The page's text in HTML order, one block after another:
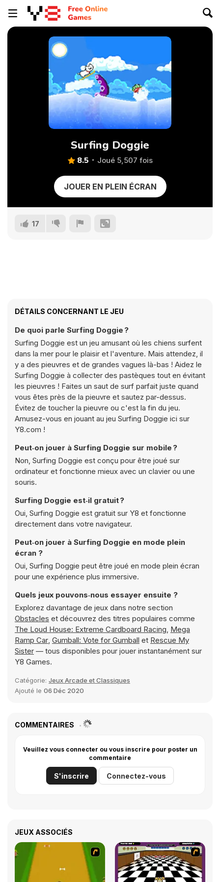
Surfing Doggie
8.5 Joué 5,507 fois
JOUER EN PLEIN ÉCRAN
17
DÉTAILS CONCERNANT LE JEU
De quoi parle Surfing Doggie ?
Surfing Doggie est un jeu amusant où les chiens surfent
dans la mer pour le plaisir et l'aventure. Mais attendez, il
y a des pieuvres et de grandes vagues là-bas ! Aidez le
Surfing Doggie à collecter des pastèques tout en évitant
les pieuvres ! Faites un saut de surf parfait juste quand
vous êtes près de la pieuvre et sautez par-dessus.
Évitez de toucher la pieuvre ou c'est la fin du jeu.
Amusez-vous en jouant au jeu Surfing Doggie ici sur
Y8.com !
Peut‑on jouer à Surfing Doggie sur mobile ?
Non, Surfing Doggie est conçu pour être joué sur
ordinateur et fonctionne mieux avec un clavier ou une
souris.
Surfing Doggie est‑il gratuit ?
Oui, Surfing Doggie est gratuit sur Y8 et fonctionne
directement dans votre navigateur.
Peut‑on jouer à Surfing Doggie en mode plein
écran ?
Oui, Surfing Doggie peut être joué en mode plein écran
pour une expérience plus immersive.
Quels jeux pouvons‑nous essayer ensuite ?
Explorez davantage de jeux dans notre section
Obstacles et découvrez des titres populaires comme
The Loud House: Extreme Cardboard Racing, Mega
Ramp Car, Gumball: Vote for Gumball et Rescue My
Sister — tous disponibles pour jouer instantanément sur
Y8 Games.
Catégorie: Jeux Arcade et Classiques
Ajouté le 06 Déc 2020
COMMENTAIRES
Veuillez vous connecter ou vous inscrire pour poster un
commentaire
S'inscrire Connectez-vous
JEUX ASSOCIÉS